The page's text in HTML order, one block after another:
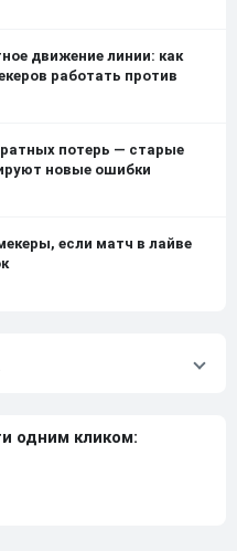
движение линии: как
работать против
потерь — старые
новые ошибки
если матч в лайве
одним кликом: